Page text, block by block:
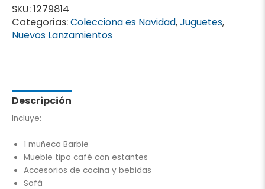
SKU:1279814
Categorias:Colecciona es Navidad,Juguetes,
Nuevos Lanzamientos
Descripción
Incluye:
1 muñeca Barbie
Mueble tipo café con estantes
Accesorios de cocina y bebidas
Sofá